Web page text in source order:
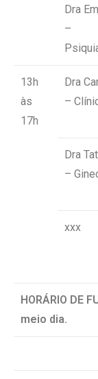
Dra
–
13h
às
17h
Dra
–
Dra
–
xxx
HORÁRIO DE
meio dia.